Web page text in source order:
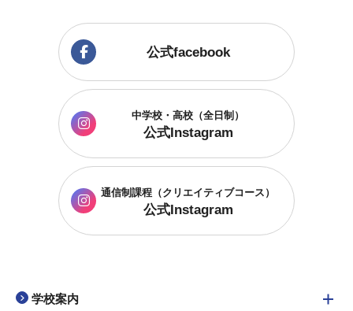
公式facebook
中学校・高校（全日制）
公式Instagram
通信制課程 （クリエイティブコース）
公式Instagram
学校案内